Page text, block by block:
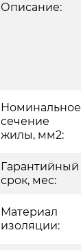
Описание:
Номинальное
сечение
жилы, мм2:
Гарантийный
срок, мес:
Материал
изоляции: